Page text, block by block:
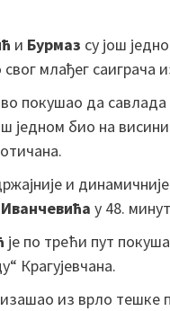
и Бурмаз су још
млађег саиграча
покушао да савлада
једном био на
и
Иванчевића у 48.
је по трећи пут
Крагујевчана.
изашао из врло